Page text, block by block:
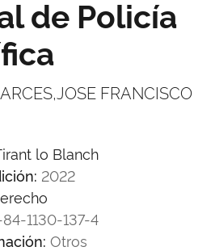
de Policía
FRANCISCO
lo Blanch
2022
1130-137-4
Otros